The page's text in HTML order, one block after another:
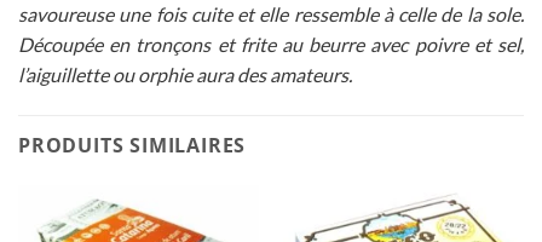
savoureuse une fois cuite et elle ressemble à celle de la sole.
Découpée en tronçons et frite au beurre avec poivre et sel,
l’aiguillette ou orphie aura des amateurs.
PRODUITS SIMILAIRES